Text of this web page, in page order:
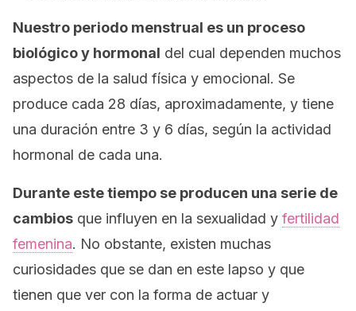
Nuestro periodo menstrual es un proceso
biológico y hormonal del cual dependen muchos
aspectos de la salud física y emocional. Se
produce cada 28 días, aproximadamente, y tiene
una duración entre 3 y 6 días, según la actividad
hormonal de cada una.
Durante este tiempo se producen una serie de
cambios que influyen en la sexualidad y fertilidad
femenina. No obstante, existen muchas
curiosidades que se dan en este lapso y que
tienen que ver con la forma de actuar y